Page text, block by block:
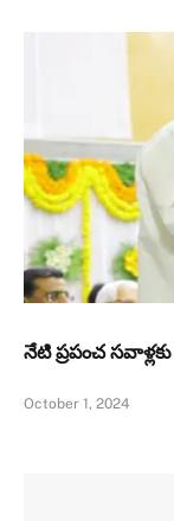
నేటి ప్రపంచ
October 1, 2024